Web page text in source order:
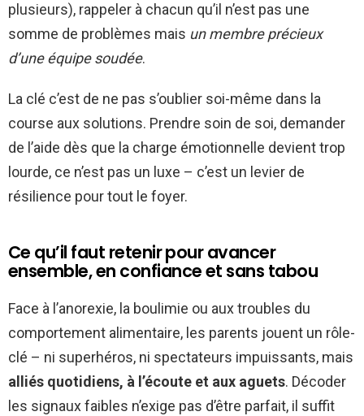
plusieurs), rappeler à chacun qu’il n’est pas une
somme de problèmes mais un membre précieux
d’une équipe soudée.
La clé c’est de ne pas s’oublier soi-même dans la
course aux solutions. Prendre soin de soi, demander
de l’aide dès que la charge émotionnelle devient trop
lourde, ce n’est pas un luxe – c’est un levier de
résilience pour tout le foyer.
Ce qu’il faut retenir pour avancer
ensemble, en confiance et sans tabou
Face à l’anorexie, la boulimie ou aux troubles du
comportement alimentaire, les parents jouent un rôle-
clé – ni superhéros, ni spectateurs impuissants, mais
alliés quotidiens, à l’écoute et aux aguets. Décoder
les signaux faibles n’exige pas d’être parfait, il suffit